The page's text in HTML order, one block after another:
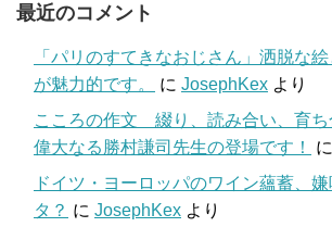
最近のコメント
「パリのすてきなおじさん」洒脱な
が魅力的です。
に JosephKex より
こころの作文 綴り、読み合い、育ち
偉大なる勝村謙司先生の登場です！
に
ドイツ・ヨーロッパのワイン蘊蓄、
タ？ に JosephKex より